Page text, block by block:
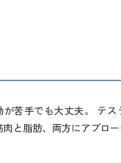
が苦手でも大丈夫。 テス
肉と脂肪、両方にアプロ